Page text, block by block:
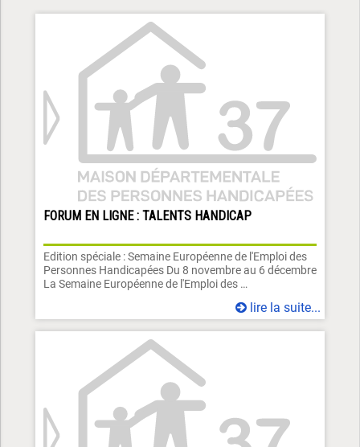
FORUM EN LIGNE : TALENTS HANDICAP
Edition spéciale : Semaine Européenne de l'Emploi des
Personnes Handicapées Du 8 novembre au 6 décembre
La Semaine Européenne de l'Emploi des …
lire la suite...